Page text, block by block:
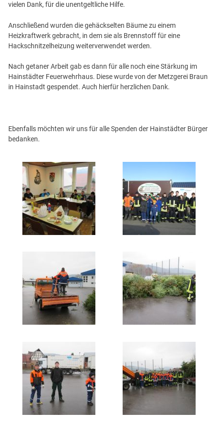
vielen Dank, für die unentgeltliche Hilfe.
Anschließend wurden die gehäckselten Bäume zu einem
Heizkraftwerk gebracht, in dem sie als Brennstoff für eine
Hackschnitzelheizung weiterverwendet werden.
Nach getaner Arbeit gab es dann für alle noch eine Stärkung im
Hainstädter Feuerwehrhaus. Diese wurde von der Metzgerei Braun
in Hainstadt gespendet. Auch hierfür herzlichen Dank.
Ebenfalls möchten wir uns für alle Spenden der Hainstädter Bürger
bedanken.